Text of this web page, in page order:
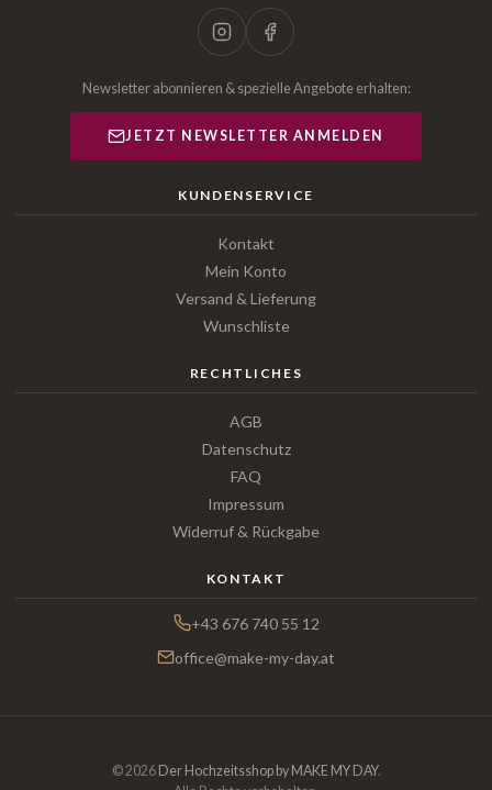
Newsletter abonnieren & spezielle Angebote erhalten:
JETZT NEWSLETTER ANMELDEN
KUNDENSERVICE
Kontakt
Mein Konto
Versand & Lieferung
Wunschliste
RECHTLICHES
AGB
Datenschutz
FAQ
Impressum
Widerruf & Rückgabe
KONTAKT
+43 676 740 55 12
office@make-my-day.at
© 2026 Der Hochzeitsshop by MAKE MY DAY.